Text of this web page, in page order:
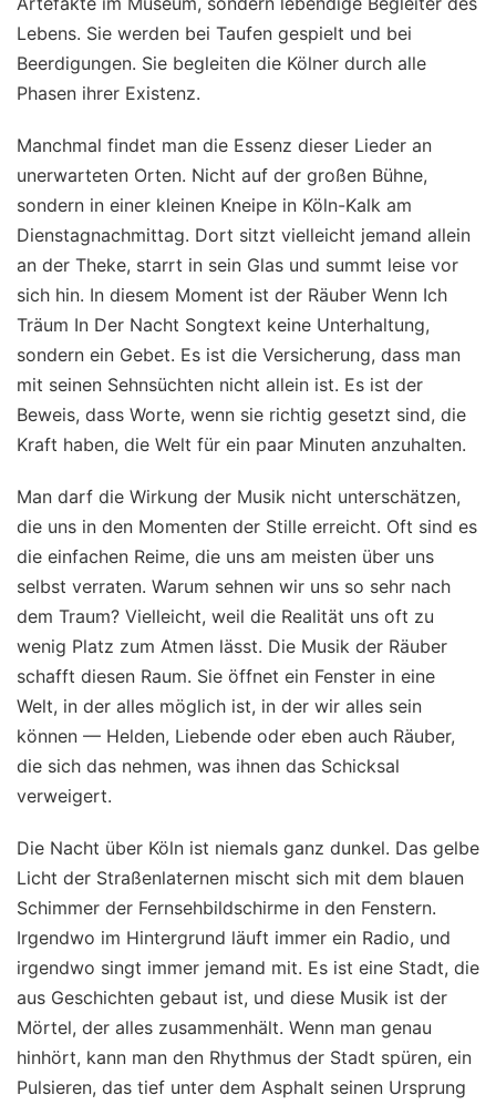
Lebens. Sie werden bei Taufen gespielt und bei
Beerdigungen. Sie begleiten die Kölner durch alle
Phasen ihrer Existenz.
Manchmal findet man die Essenz dieser Lieder an
unerwarteten Orten. Nicht auf der großen Bühne,
sondern in einer kleinen Kneipe in Köln-Kalk am
Dienstagnachmittag. Dort sitzt vielleicht jemand allein
an der Theke, starrt in sein Glas und summt leise vor
sich hin. In diesem Moment ist der Räuber Wenn Ich
Träum In Der Nacht Songtext keine Unterhaltung,
sondern ein Gebet. Es ist die Versicherung, dass man
mit seinen Sehnsüchten nicht allein ist. Es ist der
Beweis, dass Worte, wenn sie richtig gesetzt sind, die
Kraft haben, die Welt für ein paar Minuten anzuhalten.
Man darf die Wirkung der Musik nicht unterschätzen,
die uns in den Momenten der Stille erreicht. Oft sind es
die einfachen Reime, die uns am meisten über uns
selbst verraten. Warum sehnen wir uns so sehr nach
dem Traum? Vielleicht, weil die Realität uns oft zu
wenig Platz zum Atmen lässt. Die Musik der Räuber
schafft diesen Raum. Sie öffnet ein Fenster in eine
Welt, in der alles möglich ist, in der wir alles sein
können — Helden, Liebende oder eben auch Räuber,
die sich das nehmen, was ihnen das Schicksal
verweigert.
Die Nacht über Köln ist niemals ganz dunkel. Das gelbe
Licht der Straßenlaternen mischt sich mit dem blauen
Schimmer der Fernsehbildschirme in den Fenstern.
Irgendwo im Hintergrund läuft immer ein Radio, und
irgendwo singt immer jemand mit. Es ist eine Stadt, die
aus Geschichten gebaut ist, und diese Musik ist der
Mörtel, der alles zusammenhält. Wenn man genau
hinhört, kann man den Rhythmus der Stadt spüren, ein
Pulsieren, das tief unter dem Asphalt seinen Ursprung